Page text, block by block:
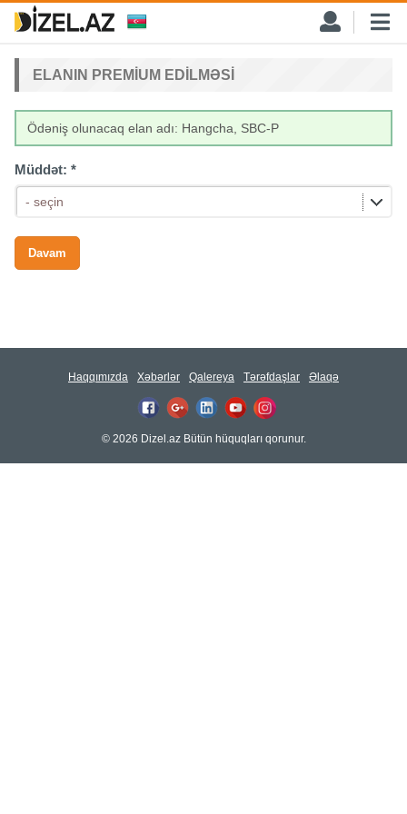
ELANIN PREMIUM EDILMƏSI
Ödəniş olunacaq elan adı: Hangcha, SBC-P
Müddət: *
- seçin
Haqqımızda Xəbərlər Qalereya Tərəfdaşlar Əlaqə
© 2026 Dizel.az Bütün hüquqları qorunur.